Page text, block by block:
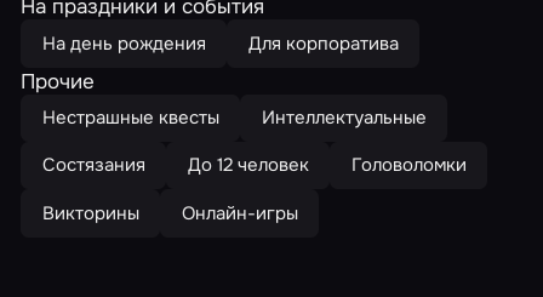
На праздники и события
На день рождения Для корпоратива
Прочие
Нестрашные квесты
Интеллектуальные
Состязания
До 12 человек
Головоломки
Викторины
Онлайн-игры